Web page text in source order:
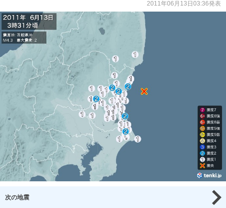
2011年06月13日03:36発表
次の地震